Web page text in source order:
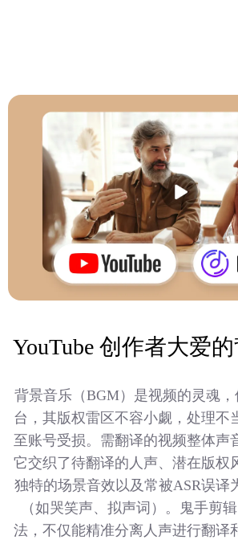
YouTube 创作者大爱
背景音乐（BGM）是视频的灵魂，
台，其版权雷区不容小觑，处理不
至账号受损。需翻译的视频整体声
它交织了待翻译的人声、潜在版权
独特的场景音效以及常被ASR误译
（如哭笑声、拟声词）。鬼手剪
法，不仅能精准分离人声进行翻译